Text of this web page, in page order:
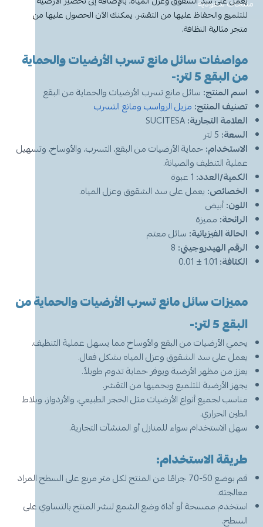
معطر جو
أخرى
قبعة الشيف
مريلة مطبخ
منشفه مايكروفايبر
قصدير ورول تغليف
سفره واكياس نفايات
ملاعق وشوك وسكاكين
الاكواب
حامل اكواب
مزاز واعود تحريك
مكنسة يد
قشاطة
ممسحه
منشفه مايكروفايبر
سلة نفايات
عربة تنظيف
عصا ممسحه
منظفات اليدين
منظفات دورة مياه
معطر ومنعم ملابس
معطر جو
مزيل بقع وملمع
مزيل دهون
منظف زجاج ومتعدد الاستخدام
مزاز واعواد تحريك
عرض الكل
قفازات
كمامات
غطاء راس
غطاء ذراع
قبعة الشيف
مريله مطبخ
ادوات عناية
عرض الكل
لوشن وكريم
شامبو
معقم
معجون اسنان
منشفه استخدام مرة واحدة
شامبو اطفال
كولونيا
بودرة اطفال
عرض الكل
شمعة تسخين الطعام
الحطب
منتجات سعودية
للتلميع والحفاظ عليها من التقشر. يمكنك الآن الحصول عليها من
متجر مثالية النظافة.
مواصفات سائل مانع تسرب الأرضيات والحماية
من البقع 5 لتر:-
اسم المنتج: سائل مانع تسرب الأرضيات والحماية من البقع
تصنيف المنتج: مزيل الرواسب ومانع التسرب
العلامة التجارية:
السعة:
الاستخدام:حماية الأرضيات من البقع، التسرب، والأوساخ، وتسهيل
عملية التنظيف والصيانة.
الكمية/العدد:
الخصائص: يعمل على سد الشقوق وعزل المياه.
اللون:أبيض
الرائحة: مميزة
الحالة الفيزيائية: سائل معتم
الرقم الهيدروجيني:
الكثافة:
مميزات سائل مانع تسرب الأرضيات والحماية من
البقع 5 لتر:-
يحمي الأرضيات من البقع والأوساخ مما يسهل عملية التنظيف.
يعمل على سد الشقوق وعزل المياه بشكل فعال.
يعزز من مظهر الأرضية ويوفر حماية تدوم طويلاً.
يجهز الأرضية للتلميع ويحميها من التقشر.
مناسب لجميع أنواع الأرضيات مثل الحجر الطبيعي، والأردواز، وبلاط
الطين الحراري.
سهل الاستخدام سواء للمنازل أو المنشآت التجارية.
طريقة الاستخدام:
قم بوضع 50-70 جرامًا من المنتج لكل متر مربع على السطح المراد
معالجته.
استخدم ممسحة أو أداة وضع الشمع لنشر المنتج بالتساوي على
السطح.